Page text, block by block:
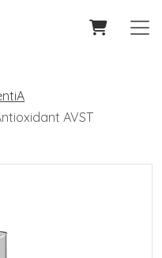
AVST